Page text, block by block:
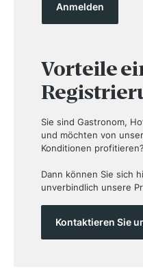
Anmelden
Vorteile
Sie sind Gastronom,
und möchten von
Konditionen profitieren?
Dann können Sie sich
unverbindlich unsere
Kontaktieren Sie